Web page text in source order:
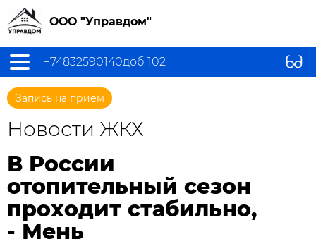
ООО "Управдом"
+74832590140доб 102
Запись на прием
Новости ЖКХ
В России
отопительный сезон
проходит стабильно,
- Мень